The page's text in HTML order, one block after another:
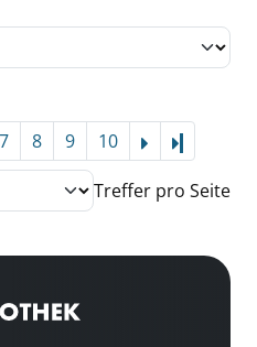
7 8 9 10
Treffer pro Seite